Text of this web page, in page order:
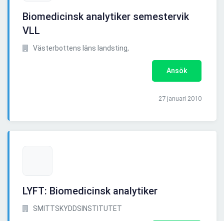
Biomedicinsk analytiker semestervik
VLL
Västerbottens läns landsting,
Ansök
27 januari 2010
LYFT: Biomedicinsk analytiker
SMITTSKYDDSINSTITUTET